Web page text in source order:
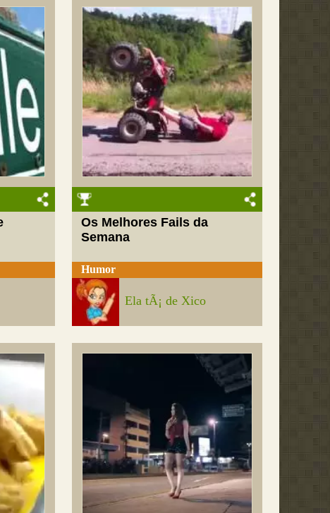
Os Melhores Fails da
Semana
Humor
Ela tÃ¡ de Xico